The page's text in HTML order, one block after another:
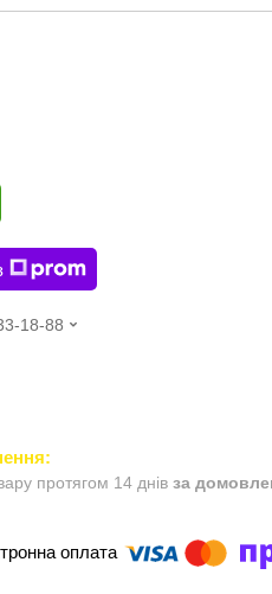
18-88
протягом 14 днів за